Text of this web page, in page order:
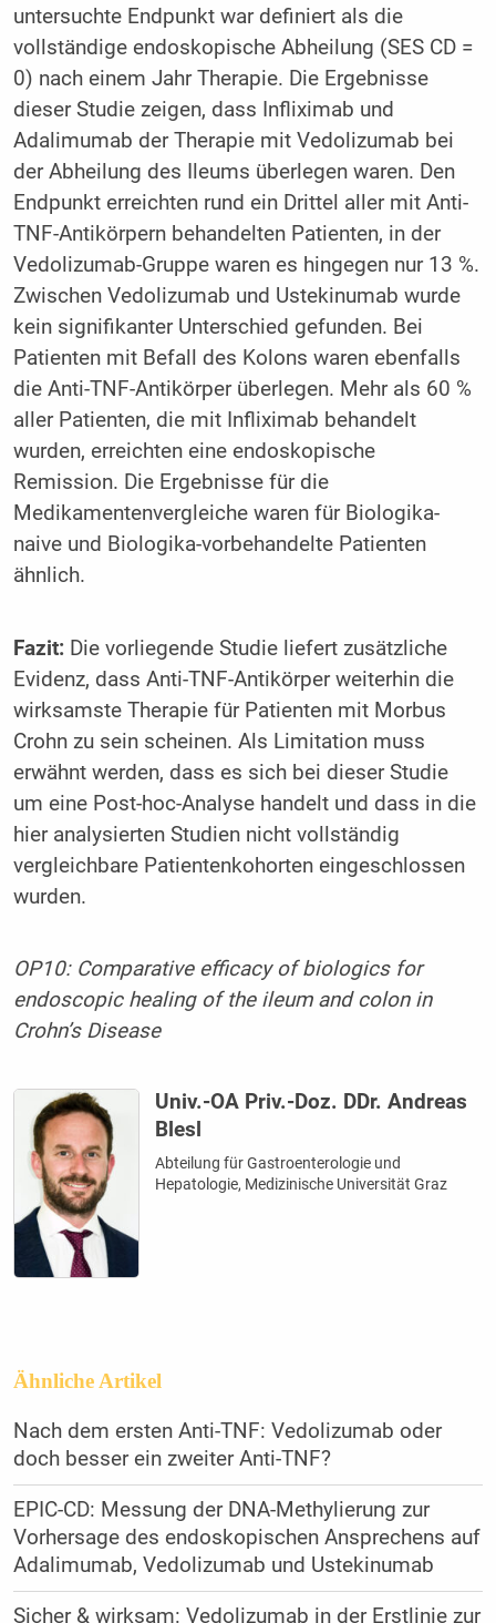
untersuchte Endpunkt war definiert als die
vollständige endoskopische Abheilung (SES CD =
0) nach einem Jahr Therapie. Die Ergebnisse
dieser Studie zeigen, dass Infliximab und
Adalimumab der Therapie mit Vedolizumab bei
der Abheilung des Ileums überlegen waren. Den
Endpunkt erreichten rund ein Drittel aller mit Anti-
TNF-Antikörpern behandelten Patienten, in der
Vedolizumab-Gruppe waren es hingegen nur 13 %.
Zwischen Vedolizumab und Ustekinumab wurde
kein signifikanter Unterschied gefunden. Bei
Patienten mit Befall des Kolons waren ebenfalls
die Anti-TNF-Antikörper überlegen. Mehr als 60 %
aller Patienten, die mit Infliximab behandelt
wurden, erreichten eine endoskopische
Remission. Die Ergebnisse für die
Medikamentenvergleiche waren für Biologika-
naive und Biologika-vorbehandelte Patienten
ähnlich.
Fazit:Die vorliegende Studie liefert zusätzliche
Evidenz, dass Anti-TNF-Antikörper weiterhin die
wirksamste Therapie für Patienten mit Morbus
Crohn zu sein scheinen. Als Limitation muss
erwähnt werden, dass es sich bei dieser Studie
um eine Post-hoc-Analyse handelt und dass in die
hier analysierten Studien nicht vollständig
vergleichbare Patientenkohorten eingeschlossen
wurden.
OP10: Comparative efficacy of biologics for
endoscopic healing of the ileum and colon in
Crohn’s Disease
Univ.-OA Priv.-Doz. DDr. Andreas
Blesl
Abteilung für Gastroenterologie und
Hepatologie, Medizinische Universität Graz
Ähnliche Artikel
Nach dem ersten Anti-TNF: Vedolizumab oder
doch besser ein zweiter Anti-TNF?
EPIC-CD: Messung der DNA-Methylierung zur
Vorhersage des endoskopischen Ansprechens auf
Adalimumab, Vedolizumab und Ustekinumab
Sicher & wirksam: Vedolizumab in der Erstlinie zur